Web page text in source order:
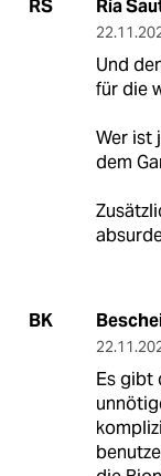
RS Ria
Und
für die
Wer ist
dem
BK
Es gibt